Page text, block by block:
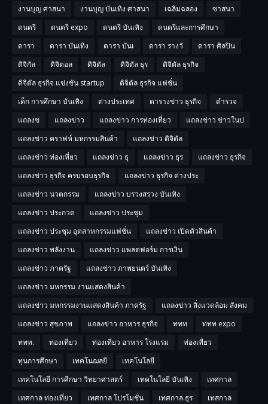
งานบุญ ศาสนา
งานบุญ บันเทิง ศาสนา เฉลิมฉลอง
ซาสนา
ดนตรี
ดนตรี expo ดนตรี บันเทิง
ดนตรีและการศึกษา
ดารา
ดารา บันเทิง ดารา บันเ ดารา รางวั
ดารา ศิลปิน
ดิจิกัล
ดิจิตอล ดิจิตัล ดิจิตัล ธุร
ดิจิตัล ธุรกิจ
ดิจิตัล ธุรกิจ แข่งขัน startup
ดิจิตัล ธุรกิจ แฟชั่น
เด็ก การศึกษา บันเทิง
ต่างประเทศ ตารางข่าว ธุรกิจ
ตำรวจ
แถลงข
แถลงข่าว แถลงข่าว การท่องเที่ยว
แถลงข่าว ข่าวในป
แถลงข่าว คราฟห์ มหกรรมสินค้า
แถลงข่าว ดิจิตัล
แถลงข่าว ท่องเที่ยว
แถลงข่าว ธุ แถลงข่าว ธุร
แถลงข่าว ธุรกิจ
แถลงข่าว ธุรกิจ ครบรอบธุรกิจ
แถลงข่าว ธุรกิจ ต่างประ
แถลงข่าว นวตกรรม
แถลงข่าว บรวงสรวง บันเทิง
แถลงข่าว ประกวด
แถลงข่าว ประชุม
แถลงข่าว ประชุม อุตสาหกรรมแฟชั่น
แถลงข่าว เปิดตัวสินค้า
แถลงข่าว พลังงาน
แถลงข่าว แพลตฟอร์ม การเงิน
แถลงข่าว ภาครัฐ
แถลงข่าว ภาพยนตร์ บันเทิง
แถลงข่าว มหกรรม งานแสดงสินค้า
แถลงข่าว มหกรรมงานแสดงสินค้า ภาครัฐ
แถลงข่าว สิ่งแวดล้อม สังคม
แถลงข่าว สุขภาพ
แถลงข่าว อาหาร ธุรกิจ ททท
ททท expo
ททท.
ท่องเที่ยว ท่องเที่ยว อาหาร โรงแรม
ท่องเทื่ยว
ทุนการศึกษา
เทคโนฌลยี
เทคโนโลยี
เทคโนโลยี การศีกษา วิทยาศาสตร์
เทคโนโลยี บันเทิง
เทศกาล
เทศกาล ท่องเที่ยว
เทศกาล โปรโมชั่น เทศกาล.ธุร
เทสกาล